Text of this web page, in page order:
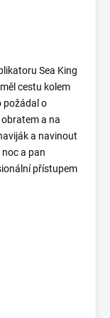
Sea King
cestu kolem
požádal o
a na
a navinout
a pan
přístupem